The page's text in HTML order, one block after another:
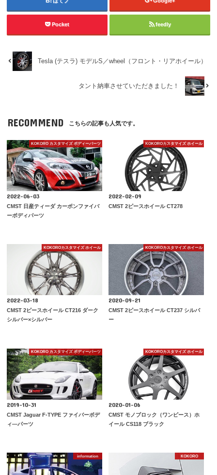
Pocket feedly
Tesla (テスラ) モデルS／wheel（フロント・リアホイール）
タント納車させていただきました！
RECOMMEND こちらの記事も人気です。
KOKORO カスタマイズ ボディーパーツ
2022-06-03
CMST 日産ティーダ カーボンファイバ
ーボディパーツ
KOKOROカスタマイズ ホイール
2022-02-09
CMST 2ピースホイール CT278
KOKOROカスタマイズ ホイール
2022-03-18
CMST 2ピースホイール CT216 ダーク
シルバー×シルバー
KOKOROカスタマイズ ホイール
2020-09-21
CMST 2ピースホイール CT237 シルバ
ー
KOKORO カスタマイズ ボディーパーツ
2019-10-31
CMST Jaguar F-TYPE ファイバーボデ
ィ―パーツ
KOKOROカスタマイズ ホイール
2020-01-06
CMST モノブロック（ワンピース）ホ
イール CS118 ブラック
information KOKORO